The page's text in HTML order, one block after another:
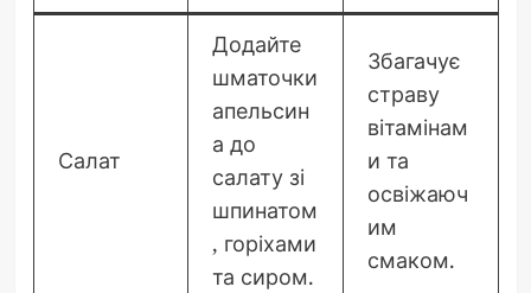
Салат
Додайте
шматочки
апельсин
а до
салату зі
шпинатом
, горіхами
та сиром.
Збагачує
страву
вітамінам
и та
освіжаюч
им
смаком.